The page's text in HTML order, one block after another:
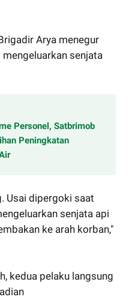
Arya menegur
senjata
Personel, Satbrimob
Peningkatan
Usai dipergoki saat
senjata api
ke arah korban,"
kedua pelaku langsung